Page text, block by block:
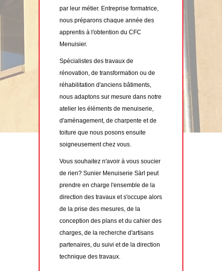
par leur métier. Entreprise formatrice,
nous préparons chaque année des
apprentis à l'obtention du CFC
Menuisier.
Spécialistes des travaux de
rénovation, de transformation ou de
réhabilitation d'anciens bâtiments,
nous adaptons sur mesure dans notre
atelier les éléments de menuiserie,
d'aménagement, de charpente et de
toiture que nous posons ensuite
soigneusement chez vous.
Vous souhaitez n'avoir à vous soucier
de rien? Sunier Menuiserie Sàrl peut
prendre en charge l'ensemble de la
direction des travaux et s'occupe alors
de la prise des mesures, de la
conception des plans et du cahier des
charges, de la recherche d'artisans
partenaires, du suivi et de la direction
technique des travaux.